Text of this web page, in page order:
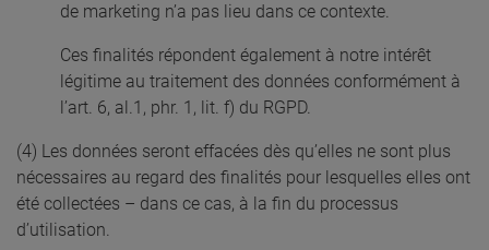
de marketing n’a pas lieu dans ce contexte.
Ces finalités répondent également à notre intérêt
légitime au traitement des données conformément à
l’art. 6, al.1, phr. 1, lit. f) du RGPD.
(4) Les données seront effacées dès qu’elles ne sont plus
nécessaires au regard des finalités pour lesquelles elles ont
été collectées – dans ce cas, à la fin du processus
d’utilisation.